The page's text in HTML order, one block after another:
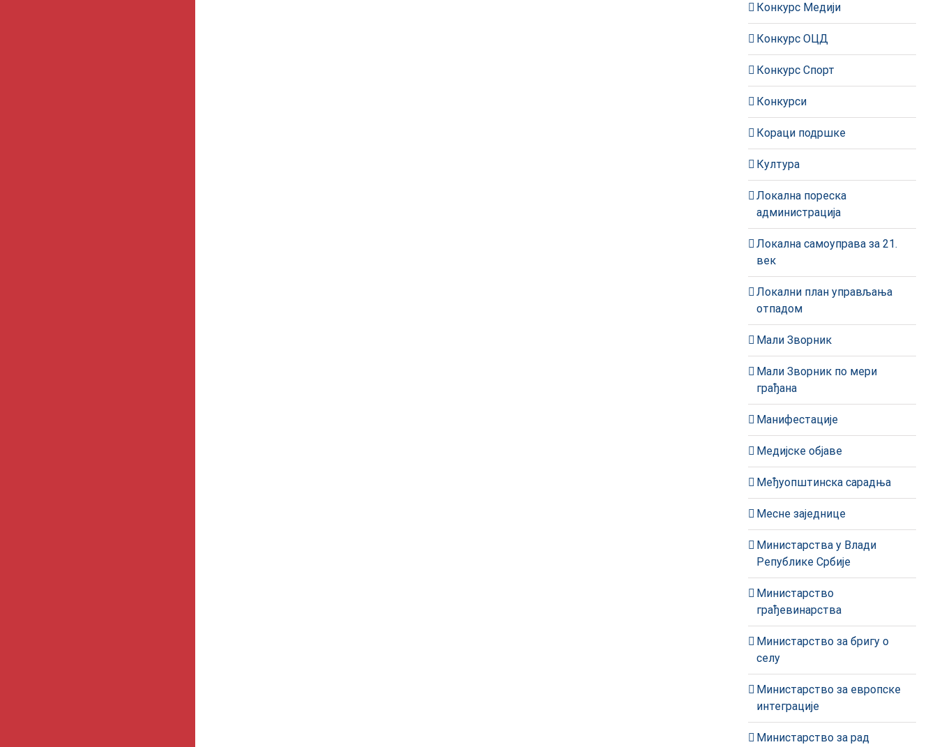
Конкурс Медији
Конкурс ОЦД
Конкурс Спорт
Конкурси
Кораци подршке
Култура
Локална пореска
администрација
Локална самоуправа за 21.
век
Локални план управљања
отпадом
Мали Зворник
Мали Зворник по мери
грађана
Манифестације
Медијске објаве
Међуопштинска сарадња
Месне заједнице
Министарства у Влади
Републике Србије
Министарство
грађевинарства
Министарство за бригу о
селу
Министарство за европске
интеграције
Министарство за рад